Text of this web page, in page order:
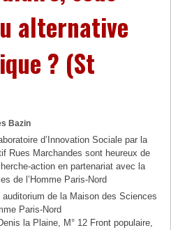
alternative
? (St
Bazin
d’Innovation Sociale par la
Rues Marchandes sont heureux de
action en partenariat avec la
de l’Homme Paris-Nord
de la Maison des Sciences
Paris-Nord
la Plaine, M° 12 Front populaire,